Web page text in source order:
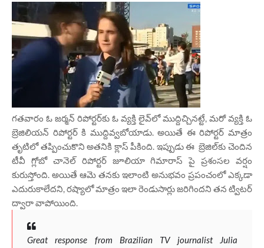
గతవారం ఓ జర్మన్ రిపోర్టర్‌కు ఓ వ్యక్తి లైవ్‌లో ముద్దిచ్చినట్టే, మరో వ్యక్తి ఓ
బ్రెజిలియన్ రిపోర్టర్ కి ముద్దివ్వబోయాడు. అయితే ఈ రిపోర్టర్ మాత్రం
తృటిలో తప్పించుకొని అతనికి క్లాస్ పీకింది. ఇప్పుడు ఈ బ్రెజిల్‌కు చెందిన
టీవీ గ్లోబో చానెల్ రిపోర్టర్ జూలియా గిమారాస్ పై ప్రశంసల వర్షం
కురుస్తోంది. అయితే ఆమె తనకు ఇలాంటి అనుభవం ప్రపంచంలో ఎక్కడా
ఎదురుకాలేదని, రష్యాలో మాత్రం ఇలా రెండుసార్లు జరిగిందని తన ట్విటర్‌
ద్వారా వాపోయింది.
Great response from Brazilian TV journalist Julia